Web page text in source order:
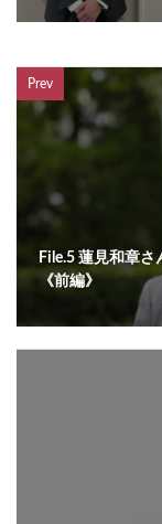
Prev
File.5 蓮見和章
《前編》